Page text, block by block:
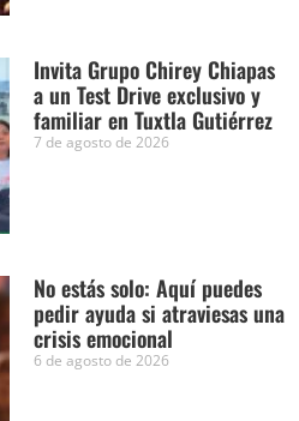
Invita Grupo Chirey Chiapas
a un Test Drive exclusivo y
familiar en Tuxtla Gutiérrez
7 de agosto de 2026
No estás solo: Aquí puedes
pedir ayuda si atraviesas una
crisis emocional
6 de agosto de 2026